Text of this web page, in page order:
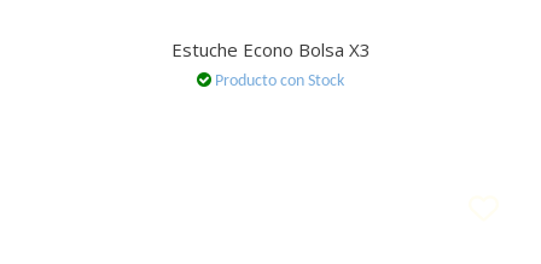
Estuche Econo Bolsa X3
Producto con Stock